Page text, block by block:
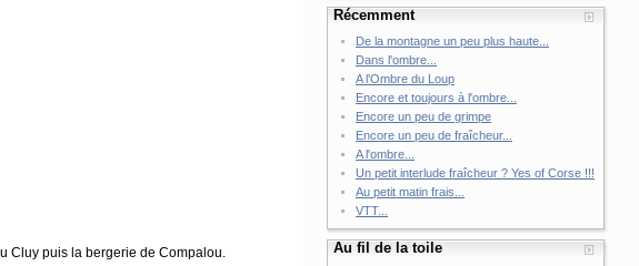
Cluy puis la bergerie de Compalou.
Récemment
De la montagne un peu plus haute...
Dans l'ombre...
A l'Ombre du Loup
Encore et toujours à l'ombre...
Encore un peu de grimpe
Encore un peu de fraîcheur...
A l'ombre...
Un petit interlude fraîcheur ? Yes of Corse !!!
Au petit matin frais...
VTT...
Au fil de la toile